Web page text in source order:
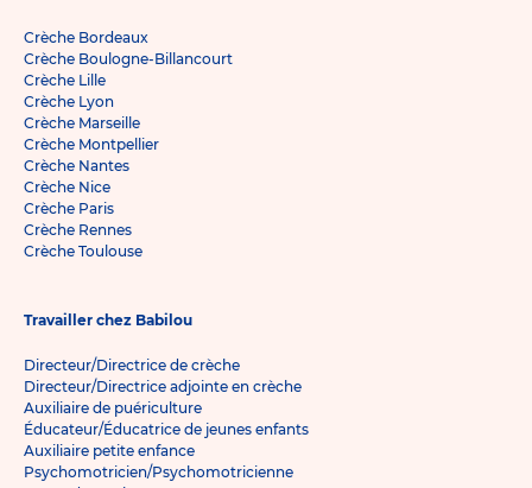
Crèche Bordeaux
Crèche Boulogne-Billancourt
Crèche Lille
Crèche Lyon
Crèche Marseille
Crèche Montpellier
Crèche Nantes
Crèche Nice
Crèche Paris
Crèche Rennes
Crèche Toulouse
Travailler chez Babilou
Directeur/Directrice de crèche
Directeur/Directrice adjointe en crèche
Auxiliaire de puériculture
Éducateur/Éducatrice de jeunes enfants
Auxiliaire petite enfance
Psychomotricien/Psychomotricienne